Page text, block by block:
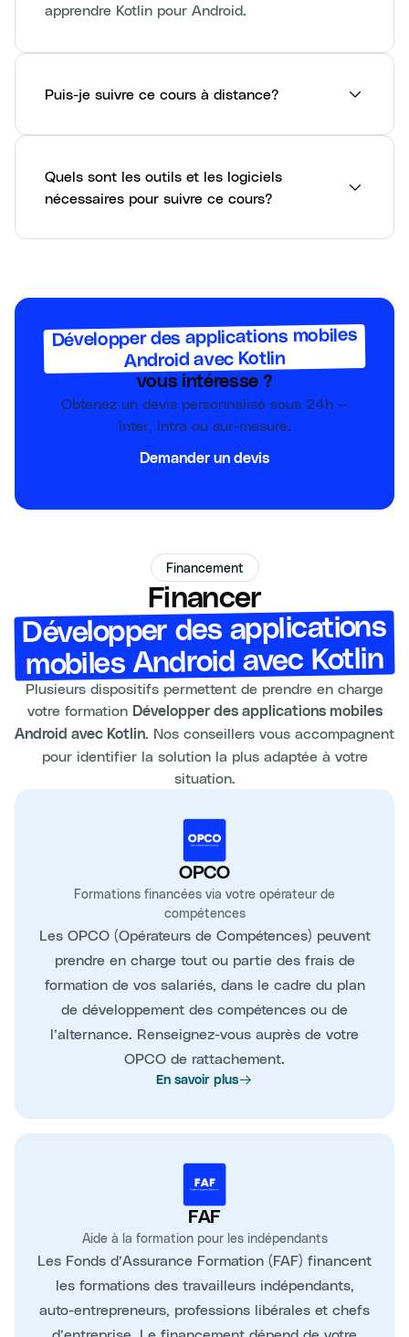
apprendre Kotlin pour Android.
Puis-je suivre ce cours à distance?
Quels sont les outils et les logiciels
nécessaires pour suivre ce cours?
Développer des applications mobiles
Android avec Kotlin
vous intéresse ?
Obtenez un devis personnalisé sous 24h —
inter, intra ou sur-mesure.
Demander un devis
Financement
Financer
Développer des applications
mobiles Android avec Kotlin
Plusieurs dispositifs permettent de prendre en charge
votre formation Développer des applications mobiles
Android avec Kotlin. Nos conseillers vous accompagnent
pour identifier la solution la plus adaptée à votre
situation.
OPCO
Formations financées via votre opérateur de
compétences
Les OPCO (Opérateurs de Compétences) peuvent
prendre en charge tout ou partie des frais de
formation de vos salariés, dans le cadre du plan
de développement des compétences ou de
l’alternance. Renseignez-vous auprès de votre
OPCO de rattachement.
En savoir plus
FAF
Aide à la formation pour les indépendants
Les Fonds d’Assurance Formation (FAF) financent
les formations des travailleurs indépendants,
auto-entrepreneurs, professions libérales et chefs